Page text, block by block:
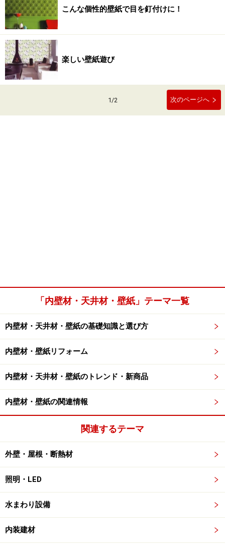
こんな個性的壁紙で目を釘付けに！
楽しい壁紙遊び
1/2 次のページへ
「内壁材・天井材・壁紙」テーマ一覧
内壁材・天井材・壁紙の基礎知識と選び方
内壁材・壁紙リフォーム
内壁材・天井材・壁紙のトレンド・新商品
内壁材・壁紙の関連情報
関連するテーマ
外壁・屋根・断熱材
照明・LED
水まわり設備
内装建材